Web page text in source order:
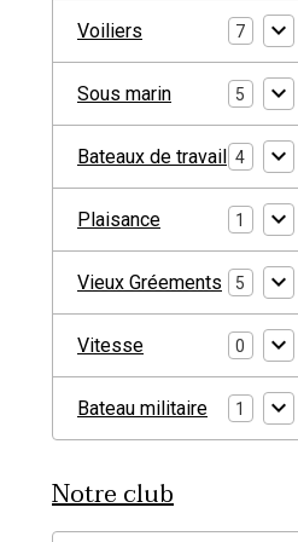
Voiliers 7
Sous marin 5
Bateaux de travail 4
Plaisance 1
Vieux Gréements 5
Vitesse 0
Bateau militaire 1
Notre club